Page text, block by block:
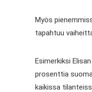
Myös
tapahtuu
Esimerkiksi
prosenttia
kaikissa